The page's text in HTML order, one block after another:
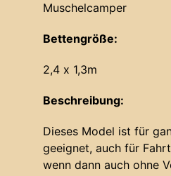
Muschelcamper
Bettengröße:
2,4 x 1,3m
Beschreibung:
Dieses Model ist für
geeignet, auch für
wenn dann auch ohne